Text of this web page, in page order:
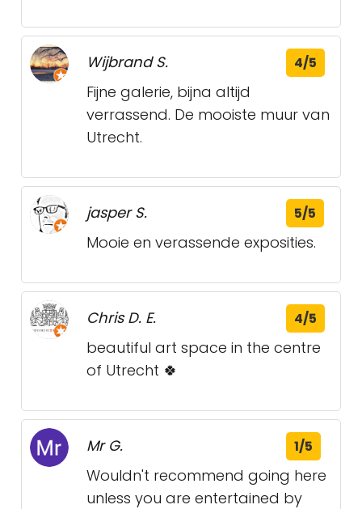
Wijbrand S. 4/5
Fijne galerie, bijna altijd
verrassend. De mooiste muur van
Utrecht.
jasper S. 5/5
Mooie en verassende exposities.
Chris D. E. 4/5
beautiful art space in the centre
of Utrecht 🍀
Mr G. 1/5
Wouldn't recommend going here
unless you are entertained by